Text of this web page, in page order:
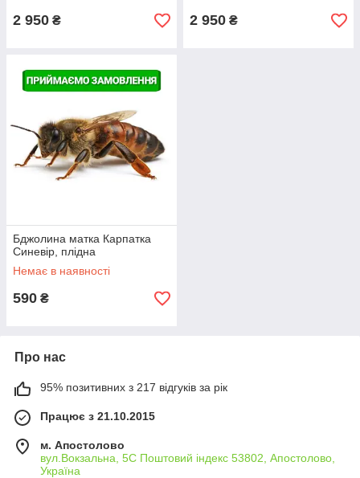
2 950 ₴ 2 950 ₴
Бджолина матка Карпатка
Синевір, плідна
Немає в наявності
590 ₴
Про нас
95% позитивних з 217 відгуків за рік
Працює з 21.10.2015
м. Апостолово
вул.Вокзальна, 5С Поштовий індекс 53802, Апостолово,
Україна